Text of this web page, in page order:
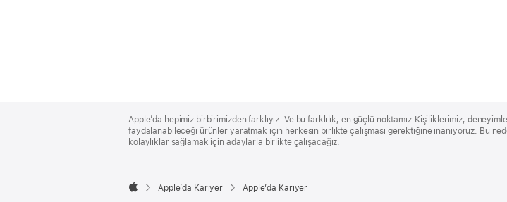
Footer
Apple’da hepimiz birbirimizden farklıyız. Ve bu farklılık, en güçlü noktamız.Kişiliklerimiz,
faydalanabileceği ürünler yaratmak için herkesin birlikte çalışması gerektiğine inanıyoruz. Bu
kolaylıklar sağlamak için adaylarla birlikte çalışacağız.

Apple’da Kariyer Apple’da Kariyer